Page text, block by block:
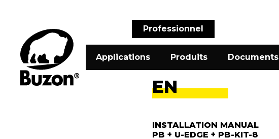
Professionnel
Applications Produits Documents
EN
INSTALLATION MANUAL
PB + U-EDGE + PB-KIT-8